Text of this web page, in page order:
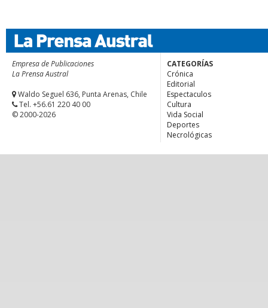
Empresa de Publicaciones
La Prensa Austral
Waldo Seguel 636, Punta Arenas, Chile
Tel. +56.61 220 40 00
© 2000-2026
CATEGORÍAS
Crónica
Editorial
Espectaculos
Cultura
Vida Social
Deportes
Necrológicas